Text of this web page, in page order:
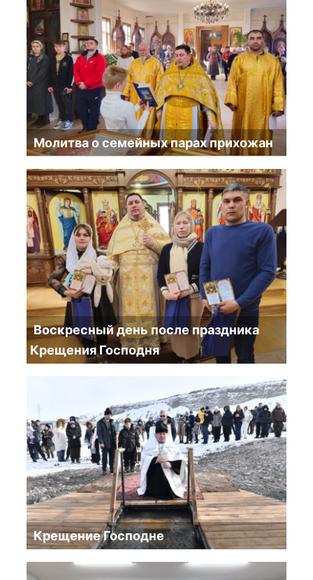
Молитва о семейных парах прихожан
Воскресный день после праздника
Крещения Господня
Крещение Господне